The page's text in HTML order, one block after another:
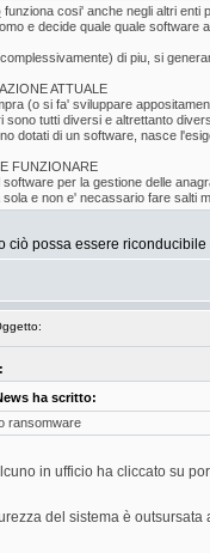
funziona cosi' anche negli altri enti
e decide quale quale software
di piu, si
ATTUALE
(o si fa' sviluppare
sono tutti diversi e altrettanto
dotati di un software, nasce
FUNZIONARE
per la gestione delle
e non e' necassario fare salti
ciò possa essere
ha scritto:
ransomware
in ufficio ha cliccato su
del sistema è